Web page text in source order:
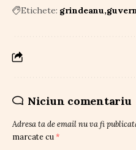
Etichete: grindeanu
Niciun comentariu
Adresa ta de email nu va fi
marcate cu *